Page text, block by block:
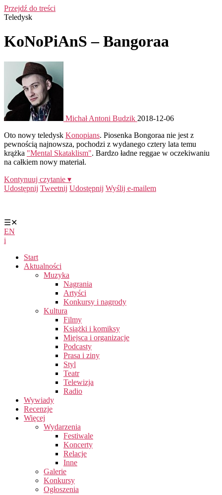
Przejdź do treści
Teledysk
KoNoPiAnS – Bangoraa
Michał Antoni Budzik 2018-12-06
Oto nowy teledysk Konopians. Piosenka Bongoraa nie jest z
pewnością najnowsza, pochodzi z wydanego cztery lata temu
krążka "Mental Skataklism". Bardzo ładne reggae w oczekiwaniu
na całkiem nowy materiał.
Kontynuuj czytanie ▾
Udostępnij Tweetnij Udostępnij Wyślij e-mailem
☰✕
EN
i
Start
Aktualności
Muzyka
Nagrania
Artyści
Konkursy i nagrody
Kultura
Filmy
Książki i komiksy
Miejsca i organizacje
Podcasty
Prasa i ziny
Styl
Teatr
Telewizja
Radio
Wywiady
Recenzje
Więcej
Wydarzenia
Festiwale
Koncerty
Relacje
Inne
Galerie
Konkursy
Ogłoszenia